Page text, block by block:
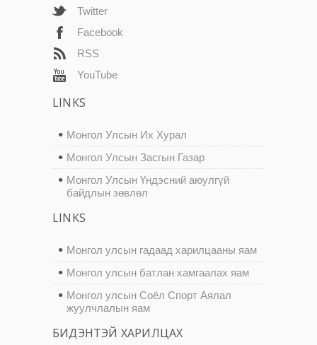
Twitter
Facebook
RSS
YouTube
LINKS
Монгол Улсын Их Хурал
Монгол Улсын Засгын Газар
Монгол Улсын Үндэсний аюулгүй
байдлын зөвлөл
LINKS
Монгол улсын гадаад харилцааны яам
Монгол улсын батлан хамгаалах яам
Монгол улсын Соёл Спорт Аялал
жуулчлалын яам
БИДЭНТЭЙ ХАРИЛЦАХ